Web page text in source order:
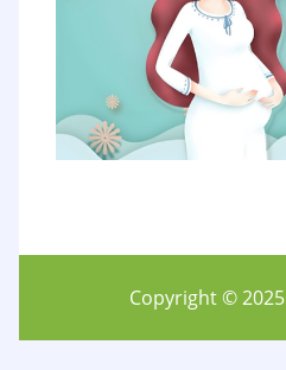
Copyright © 2025